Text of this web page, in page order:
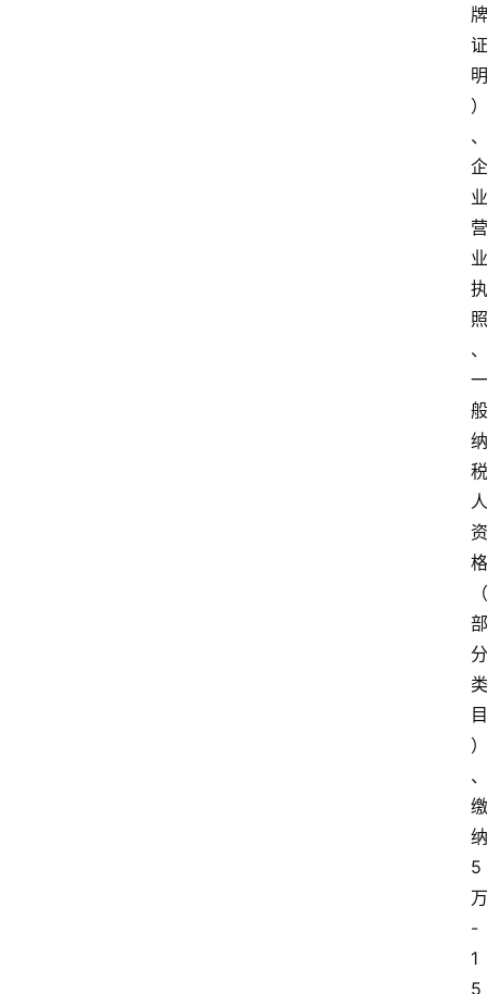
牌
证
明
）
、
企
业
营
业
执
照
、
一
般
纳
税
人
资
格
（
部
分
类
目
）
、
缴
纳
5
万
-
1
5